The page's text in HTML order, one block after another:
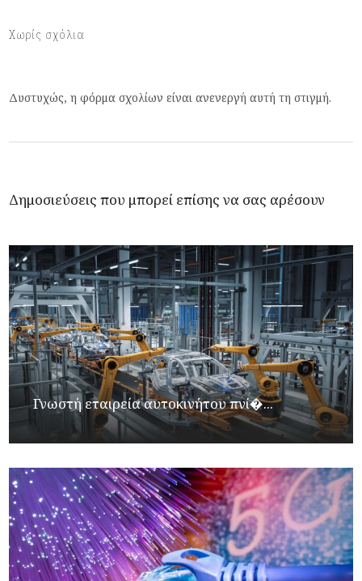
Χωρίς σχόλια
Δυστυχώς, η φόρμα σχολίων είναι ανενεργή αυτή τη στιγμή.
Δημοσιεύσεις που μπορεί επίσης να σας αρέσουν
Γνωστή εταιρεία αυτοκινήτου πνί�...